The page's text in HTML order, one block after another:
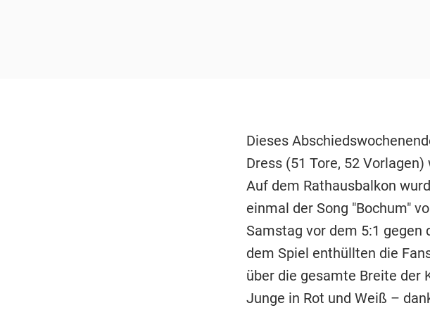
Dieses
Dress (51 Tore, 52
Auf dem Rathausbalkon
einmal der Song "Bochum"
Samstag vor dem 5:1 gegen
dem Spiel enthüllten die
über die gesamte Breite der
Junge in Rot und Weiß –